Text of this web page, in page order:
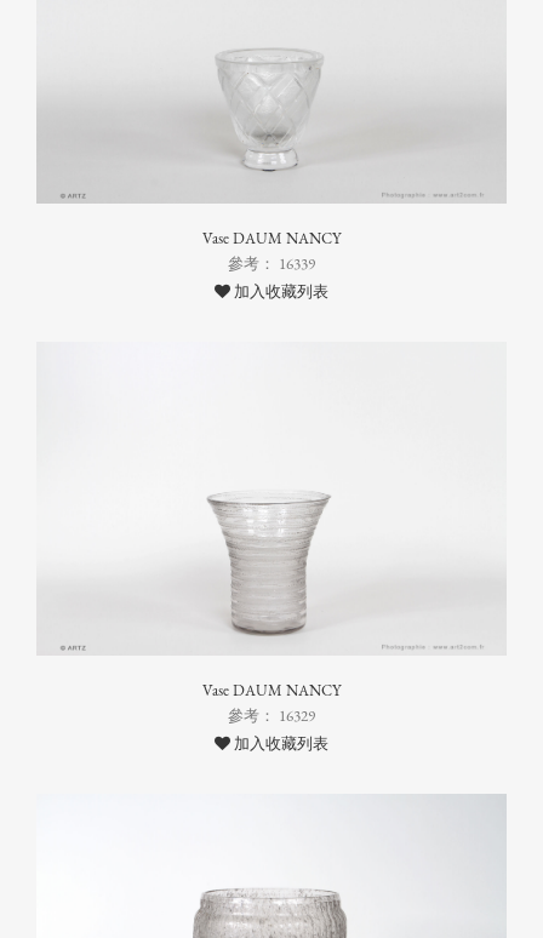
Vase DAUM NANCY
參考： 16339
加入收藏列表
Vase DAUM NANCY
參考： 16329
加入收藏列表